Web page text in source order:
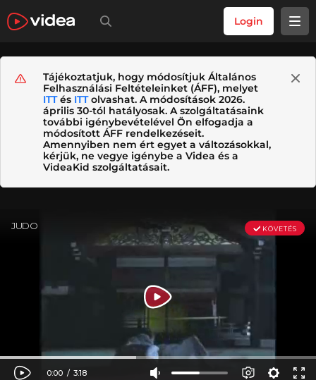
Login
Tájékoztatjuk, hogy módosítjuk Általános
Felhasználási Feltételeinket (ÁFF), melyet
ITTés ITTolvashat. A módosítások 2026.
április 30-tól hatályosak. A szolgáltatásaink
további igénybevételével Ön elfogadja a
módosított ÁFF rendelkezéseit.
Amennyiben nem ért egyet a változásokkal,
kérjük, ne vegye igénybe a Videa és a
VideaKid szolgáltatásait.